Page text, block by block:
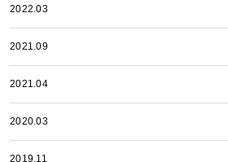
2022.03
2021.09
2021.04
2020.03
2019.11